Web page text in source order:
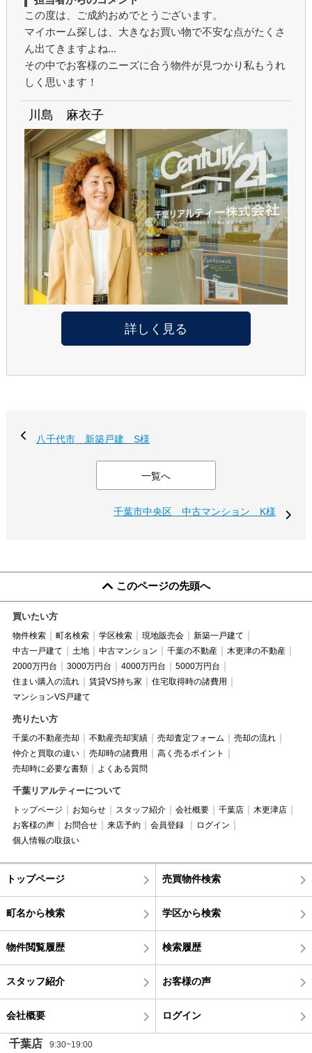
この度は、ご成約おめでとうございます。
マイホーム探しは、大きなお買い物で不安な点がたくさ
ん出てきますよね...
その中でお客様のニーズに合う物件が見つかり私もうれ
しく思います！
川島 麻衣子
詳しく見る
八千代市 新築戸建 S様
一覧へ
千葉市中央区 中古マンション K様
このページの先頭へ
買いたい方
物件検索 町名検索 学区検索 現地販売会
新築一戸建て
中古一戸建て
土地 中古マンション 千葉の不動産
木更津の不動産
2000万円台
3000万円台 4000万円台
5000万円台
住まい購入の流れ
賃貸VS持ち家
住宅取得時の諸費用
マンションVS戸建て
売りたい方
千葉の不動産売却 不動産売却実績 売却査定フォーム
売却の流れ
仲介と買取の違い
売却時の諸費用
高く売るポイント
売却時に必要な書類
よくある質問
千葉リアルティーについて
トップページ お知らせ スタッフ紹介 会社概要 千葉店
木更津店
お客様の声
お問合せ 来店予約 会員登録
ログイン
個人情報の取扱い
トップページ 売買物件検索
町名から検索 学区から検索
物件閲覧履歴 検索履歴
スタッフ紹介 お客様の声
会社概要 ログイン
千葉店 9:30~19:00